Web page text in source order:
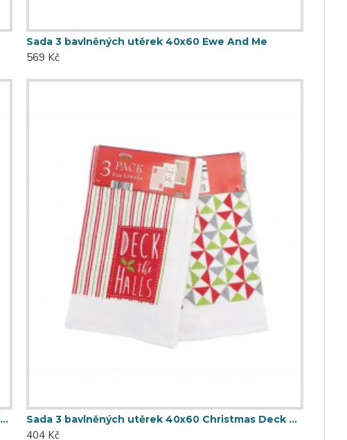
Sada 3 bavlněných utěrek 40x60 Ewe And Me
569 Kč
Sada 3 bavlněných utěrek 40x60 Believe In The Magic Of Christmas Stars Sada 3 bavlněných utěrek 40x60 Christmas Deck The Halls
404 Kč